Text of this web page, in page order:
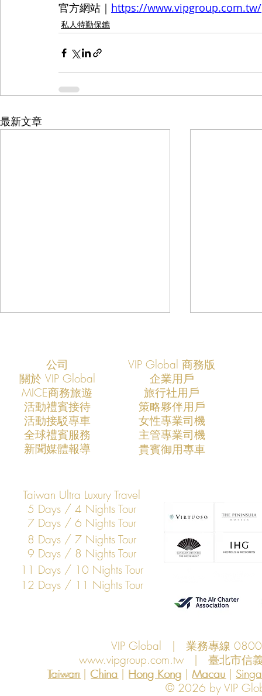
官方網站｜ https://www.vipgroup.com.tw/
私人特勤保鑣
最新文章
VIP Global：定義未來十年的亞
太企業高層安全新標準
VIP Global
市場的專業
公司
VIP Global 商務版
關於 VIP Global
企業用戶
​MICE商務旅遊
旅行社用戶
​活動禮賓接待
策略夥伴用戶
活動接駁專車
​全球禮賓服務
​新聞媒體報導
​女性專業司機
​主管專業司機
​貴賓御用專車
Taiwan Ultra Luxury Travel
5 Days / 4 Nights Tour
7 Days / 6 Nights Tour
8 Days / 7 Nights Tour
9 Days / 8 Nights Tour
11 Days / 10 Nights Tour
12 Days / 11 Nights Tour
VIP Global | 業務專線
www.vipgroup.com.tw | 臺北市信
Taiwan | China | Hong Kong | Macau |
Hong Kong
China Macau
Taiwan
© 2026 by VIP